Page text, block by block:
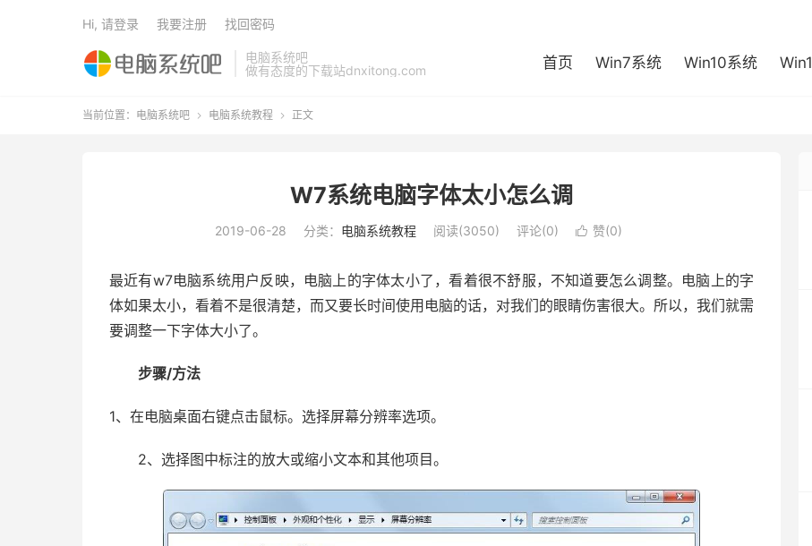
电脑系统吧
做有态度的下载站dnxitong.com
首页 Win7系统 Win10系统
Hi, 请登录 我要注册 找回密码
当前位置： 电脑系统吧  电脑系统教程  正文
W7系统电脑字体太小怎么调
2019-06-28 分类： 电脑系统教程 阅读(3050) 评论(0)  赞(0)
最近有w7电脑系统用户反映，电脑上的字体太小了，看着很不舒服，不知道要怎么调整。电脑上的字
体如果太小，看着不是很清楚，而又要长时间使用电脑的话，对我们的眼睛伤害很大。所以，我们就需
要调整一下字体大小了。
步骤/方法
1、在电脑桌面右键点击鼠标。选择屏幕分辨率选项。
2、选择图中标注的放大或缩小文本和其他项目。